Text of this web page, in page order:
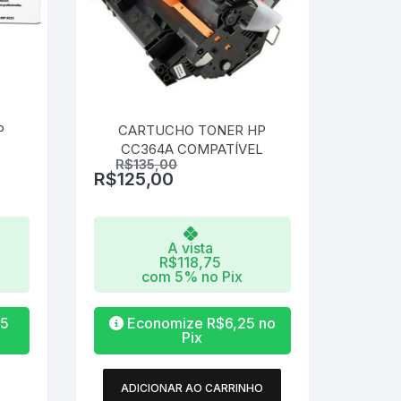
CARTUCHO TONER HP
CC364A COMPATÍVEL
R$135,00
R$125,00
A vista
R$118,75
com 5% no Pix
Economize R$6,25 no
Pix
ADICIONAR AO CARRINHO